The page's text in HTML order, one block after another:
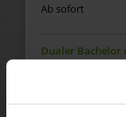
Ab sofort
Dualer Bachelor